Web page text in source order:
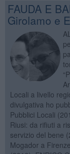
FAUDA E
Girolamo e
Locali a livello
divulgativa ho
Pubblici Locali
Riusi: da rifiuti a
servizio del bene
Mogador a